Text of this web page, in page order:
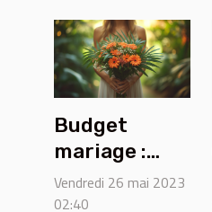
Budget
mariage :
combien
coûte un
Vendredi 26 mai 2023
02:40